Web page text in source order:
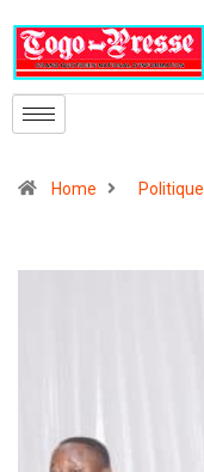
Home Politique